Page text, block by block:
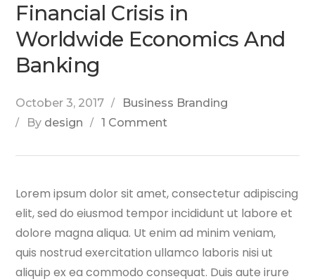
Financial Crisis in
Worldwide Economics And
Banking
October 3, 2017
Business Branding
By design 1 Comment
Lorem ipsum dolor sit amet, consectetur adipiscing
elit, sed do eiusmod tempor incididunt ut labore et
dolore magna aliqua. Ut enim ad minim veniam,
quis nostrud exercitation ullamco laboris nisi ut
aliquip ex ea commodo consequat. Duis aute irure